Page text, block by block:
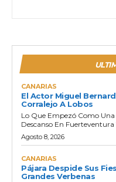
CANARIAS
El Actor Miguel
Corralejo A Lobos
Lo Que Empezó Como
Descanso En Fuerteventura
Agosto 8, 2026
CANARIAS
Pájara Despide Sus
Grandes Verbenas